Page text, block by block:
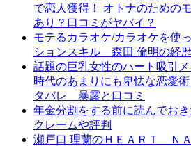
で恋人獲得！ オトナのための
あり？口コミがヤバイ？
モテるカラオケ/カラオケを使
ションスキル 森田 倫明の経
話題の巨乳女性のハート吸引
時代のあまりにも卑怯な恋愛
タバレ 暴露と口コミ
年金分割をする前に読んでお
クレームや評判
瀬戸口 理蘭のＨＥＡＲＴ Ｎ